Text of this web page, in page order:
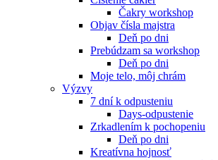
Čakry workshop
Objav čísla majstra
Deň po dni
Prebúdzam sa workshop
Deň po dni
Moje telo, môj chrám
Výzvy
7 dní k odpusteniu
Days-odpustenie
Zrkadlením k pochopeniu
Deň po dni
Kreatívna hojnosť